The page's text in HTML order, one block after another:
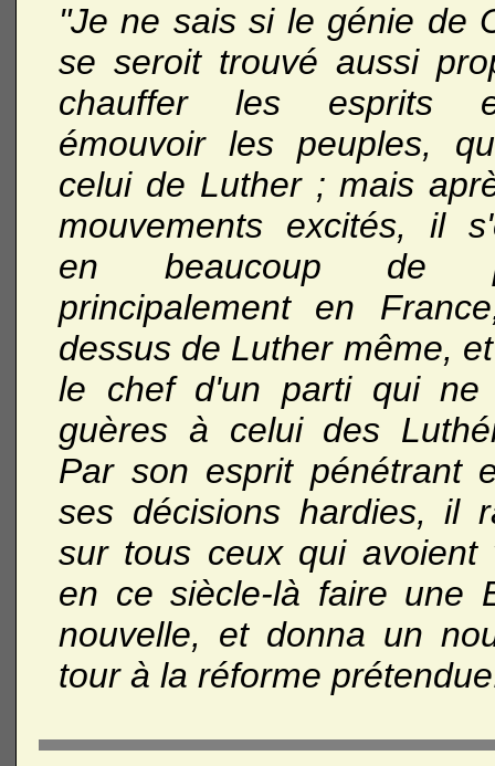
"Je ne sais si le génie de
se seroit trouvé aussi
chauffer les esprits
émouvoir les peuples,
celui de Luther ; mais
mouvements excités, il
en beaucoup de
principalement en
dessus de Luther même,
le chef d'un parti qui ne
guères à celui des
Par son esprit pénétrant
ses décisions hardies, il
sur tous ceux qui avoient
en ce siècle-là faire une
nouvelle, et donna un
tour à la réforme